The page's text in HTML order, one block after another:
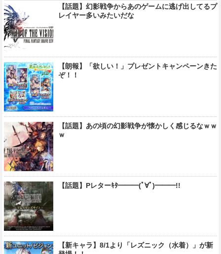
【話題】幻影戦争からあのゲームに逃げ出してるプ
レイヤー多いみたいだな
【朗報】「欲しい！」プレゼントキャンペーンきた
ぞ！！
【話題】あの頃の幻影戦争が懐かしく感じるなｗｗ
ｗ
【話題】Pレターｷﾀ━━━(ﾟ∀ﾟ)━━━!!
【新キャラ】8/1より「レズニック（水着）」が新